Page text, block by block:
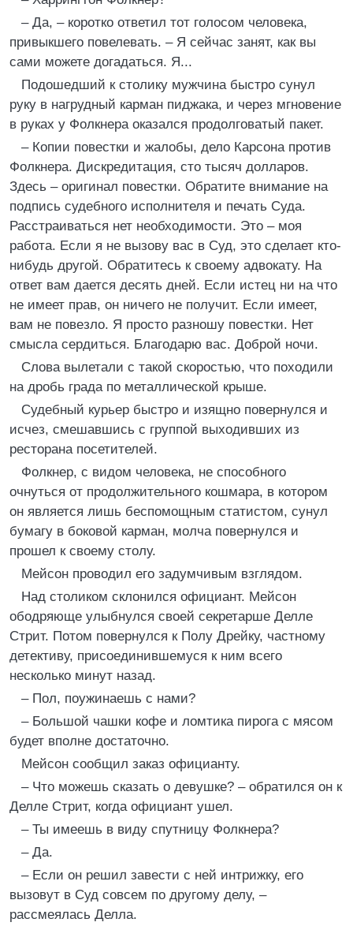
– Да, – коротко ответил тот голосом человека,
привыкшего повелевать. – Я сейчас занят, как вы
сами можете догадаться. Я...
Подошедший к столику мужчина быстро сунул
руку в нагрудный карман пиджака, и через мгновение
в руках у Фолкнера оказался продолговатый пакет.
– Копии повестки и жалобы, дело Карсона против
Фолкнера. Дискредитация, сто тысяч долларов.
Здесь – оригинал повестки. Обратите внимание на
подпись судебного исполнителя и печать Суда.
Расстраиваться нет необходимости. Это – моя
работа. Если я не вызову вас в Суд, это сделает кто-
нибудь другой. Обратитесь к своему адвокату. На
ответ вам дается десять дней. Если истец ни на что
не имеет прав, он ничего не получит. Если имеет,
вам не повезло. Я просто разношу повестки. Нет
смысла сердиться. Благодарю вас. Доброй ночи.
Слова вылетали с такой скоростью, что походили
на дробь града по металлической крыше.
Судебный курьер быстро и изящно повернулся и
исчез, смешавшись с группой выходивших из
ресторана посетителей.
Фолкнер, с видом человека, не способного
очнуться от продолжительного кошмара, в котором
он является лишь беспомощным статистом, сунул
бумагу в боковой карман, молча повернулся и
прошел к своему столу.
Мейсон проводил его задумчивым взглядом.
Над столиком склонился официант. Мейсон
ободряюще улыбнулся своей секретарше Делле
Стрит. Потом повернулся к Полу Дрейку, частному
детективу, присоединившемуся к ним всего
несколько минут назад.
– Пол, поужинаешь с нами?
– Большой чашки кофе и ломтика пирога с мясом
будет вполне достаточно.
Мейсон сообщил заказ официанту.
– Что можешь сказать о девушке? – обратился он к
Делле Стрит, когда официант ушел.
– Ты имеешь в виду спутницу Фолкнера?
– Да.
– Если он решил завести с ней интрижку, его
вызовут в Суд совсем по другому делу, –
рассмеялась Делла.